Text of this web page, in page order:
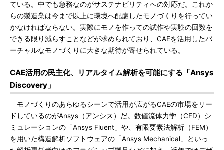
ている。中でも急務なのがサステナビリティへの対応だ。これか
らの製造業は今まで以上に環境へ配慮したモノづくりを行ってい
かなければならない。実際にモノを作っての試作や実験の回数を
できる限り減らすことなどが求められており、CAEを活用したバ
ーチャルなモノづくりに大きな期待が寄せられている。
CAE活用の民主化、リアルタイム解析を可能にする「Ansys
Discovery」
モノづくりのあらゆるシーンで活用が広がるCAEの市場をリー
ドしているのがAnsys（アンシス）だ。数値流体力学（CFD）シ
ミュレーションの「Ansys Fluent」や、有限要素法解析（FEM）
を用いた構造解析ソフトウェアの「Ansys Mechanical」といっ